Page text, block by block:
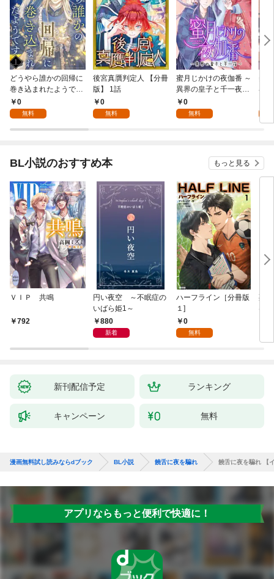
どうやら誰かの回帰に
巻き込まれたようです
【分冊版】 1話
0
無料
後宮真贋判定人 【分冊
版】 1話
0
無料
蜜月じかけの夜伽番 ～
異界の皇子と千一夜～
【分冊版】 1話
0
無料
美
界
版
BL小説のおすすめ本 もっと見る
ＶＩＰ 共鳴
792
円い夜空 ～不眠症の
いばら姫1～
880
新着
ハーフライン［分冊版
１]
0
無料
死
は
新刊配信予定 ランキング
キャンペーン 無料
漫画無料試し読みならdブック BL小説 饒舌に夜を騙れ 饒舌に夜を騙れ 【
アプリならもっと便利で快適に！